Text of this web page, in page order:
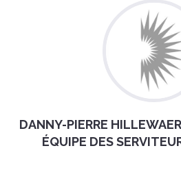
DANNY-PIERRE
ÉQUIPE DES